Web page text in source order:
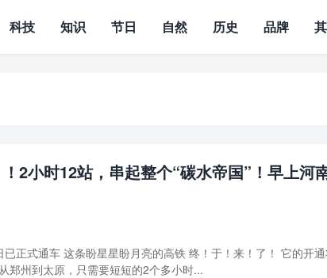
科技 知识 节日 自然 历史 品牌
2小时12站，串起整个“碳水帝国”！早上河
正式通车 这条盼星星盼月亮的高铁 终！于！来！了！ 它的开
郑州到太原，只需要短短的2个多小时...